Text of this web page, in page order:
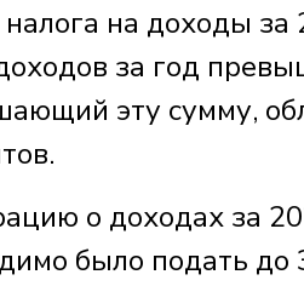
на доходы за
за год
эту сумму,
о доходах за
было подать